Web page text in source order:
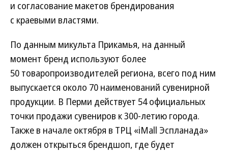
и согласование макетов брендирования
с краевыми властями.
По данным микульта Прикамья, на данный
момент бренд используют более
50 товаропроизводителей региона, всего под ним
выпускается около 70 наименований сувенирной
продукции. В Перми действует 54 официальных
точки продажи сувениров к 300-летию города.
Также в начале октября в ТРЦ «iMall Эспланада»
должен открыться брендшоп, где будет